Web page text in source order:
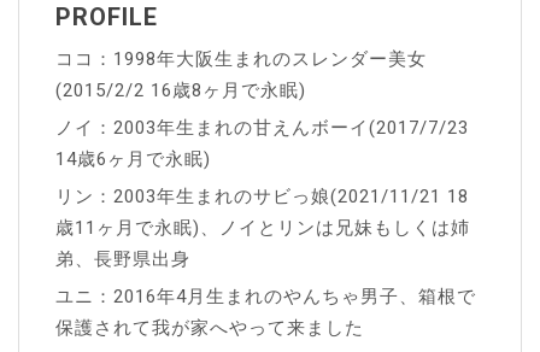
PROFILE
ココ：1998年大阪生まれのスレンダー美女
(2015/2/2 16歳8ヶ月で永眠)
ノイ：2003年生まれの甘えんボーイ(2017/7/23
14歳6ヶ月で永眠)
リン：2003年生まれのサビっ娘(2021/11/21 18
歳11ヶ月で永眠)、ノイとリンは兄妹もしくは姉
弟、長野県出身
ユニ：2016年4月生まれのやんちゃ男子、箱根で
保護されて我が家へやって来ました